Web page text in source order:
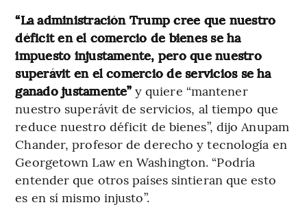
“La administración Trump cree que nuestro
déficit en el comercio de bienes se ha
impuesto injustamente, pero que nuestro
superávit en el comercio de servicios se ha
ganado justamente”y quiere “mantener
nuestro superávit de servicios, al tiempo que
reduce nuestro déficit de bienes”, dijo Anupam
Chander, profesor de derecho y tecnología en
Georgetown Law en Washington. “Podría
entender que otros países sintieran que esto
es en sí mismo injusto”.